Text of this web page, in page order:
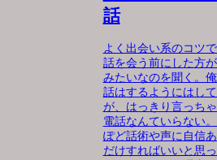
話
よく出会い系のコツ
話を会う前にした方
みたいなのを聞く。
話はするようにはし
が、はっきり言っち
電話なんていらない
ぽど話術や声に自信
だけすればいいと思